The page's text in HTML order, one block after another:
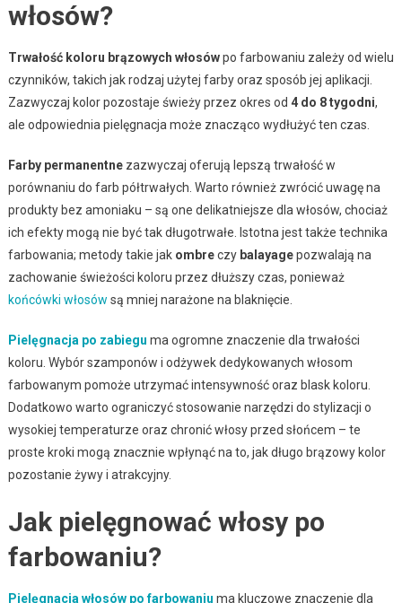
włosów?
Trwałość koloru brązowych włosówpo farbowaniu zależy od wielu
czynników, takich jak rodzaj użytej farby oraz sposób jej aplikacji.
Zazwyczaj kolor pozostaje świeży przez okres od 4 do 8 tygodni,
ale odpowiednia pielęgnacja może znacząco wydłużyć ten czas.
Farby permanentnezazwyczaj oferują lepszą trwałość w
porównaniu do farb półtrwałych. Warto również zwrócić uwagę na
produkty bez amoniaku – są one delikatniejsze dla włosów, chociaż
ich efekty mogą nie być tak długotrwałe. Istotna jest także technika
farbowania; metody takie jak ombreczy balayagepozwalają na
zachowanie świeżości koloru przez dłuższy czas, ponieważ
końcówki włosów są mniej narażone na blaknięcie.
Pielęgnacja po zabiegu ma ogromne znaczenie dla trwałości
koloru. Wybór szamponów i odżywek dedykowanych włosom
farbowanym pomoże utrzymać intensywność oraz blask koloru.
Dodatkowo warto ograniczyć stosowanie narzędzi do stylizacji o
wysokiej temperaturze oraz chronić włosy przed słońcem – te
proste kroki mogą znacznie wpłynąć na to, jak długo brązowy kolor
pozostanie żywy i atrakcyjny.
Jak pielęgnować włosy po
farbowaniu?
Pielęgnacja włosów po farbowaniu ma kluczowe znaczenie dla